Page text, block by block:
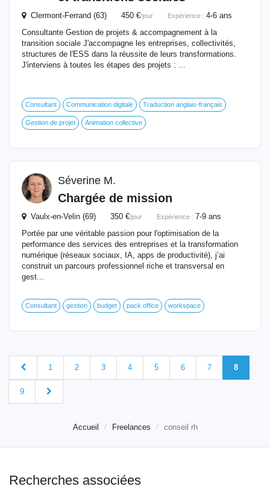
Clermont-Ferrand (63) 450 €/jour Expérience : 4-6 ans
Consultante Gestion de projets & accompagnement à la
transition sociale J'accompagne les entreprises, collectivités,
structures de l'ESS dans la réussite de leurs transformations.
J'interviens à toutes les étapes des projets : ...
Consultant Communication digitale Traduction anglais-français
Gestion de projet Animation collective
Séverine M.
Chargée de mission
Vaulx-en-Velin (69) 350 €/jour Expérience : 7-9 ans
Portée par une véritable passion pour l'optimisation de la
performance des services des entreprises et la transformation
numérique (réseaux sociaux, IA, apps de productivité), j’ai
construit un parcours professionnel riche et transversal en
gest...
Consultant gestion budget pack office workspace
1 2 3 4 5 6 7 8
9
Accueil Freelances conseil rh
Recherches associées